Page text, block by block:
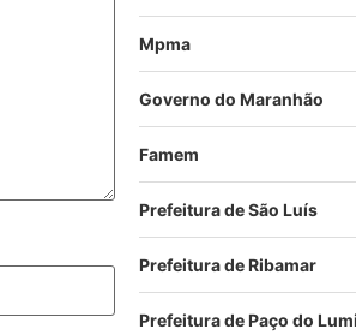
Mpma
Governo do Maranhão
Famem
Prefeitura de São Luís
Prefeitura de Ribamar
Prefeitura de Paço do